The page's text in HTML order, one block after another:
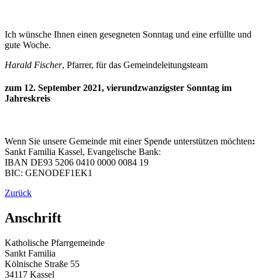
Ich wünsche Ihnen einen gesegneten Sonntag und eine erfüllte und
gute Woche.
Harald Fischer, Pfarrer, für das Gemeindeleitungsteam
zum 12. September 2021, vierundzwanzigster Sonntag im
Jahreskreis
Wenn Sie unsere Gemeinde mit einer Spende unterstützen möchten:
Sankt Familia Kassel, Evangelische Bank:
IBAN DE93 5206 0410 0000 0084 19
BIC: GENODEF1EK1
Zurück
Anschrift
Katholische Pfarrgemeinde
Sankt Familia
Kölnische Straße 55
34117 Kassel